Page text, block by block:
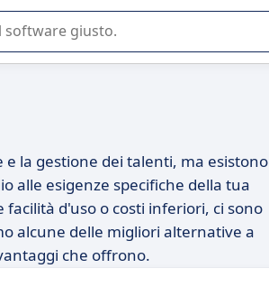
SaaS per la vostra azienda.
la gestione dei talenti, ma esistono
alle esigenze specifiche della tua
d'uso o costi inferiori, ci sono
alcune delle migliori alternative a
che offrono.